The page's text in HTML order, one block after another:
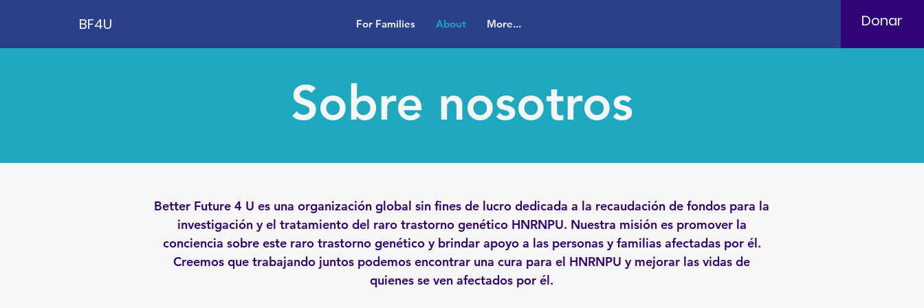
BF4U For Families About More... Donar
Sobre nosotros
Better Future 4 U es una organización global sin fines de lucro dedicada a la recaudación de fondos para la
investigación y el tratamiento del raro trastorno genético HNRNPU. Nuestra misión es promover la
conciencia sobre este raro trastorno genético y brindar apoyo a las personas y familias afectadas por él.
Creemos que trabajando juntos podemos encontrar una cura para el HNRNPU y mejorar las vidas de
quienes se ven afectados por él.